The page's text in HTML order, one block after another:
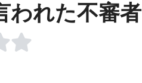
われた不審者